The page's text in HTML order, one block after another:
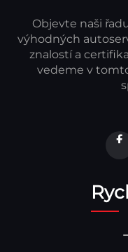
Objevte naši
výhodných
znalostí a
vedeme v